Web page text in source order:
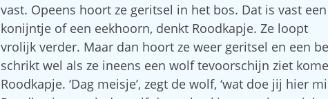
vast. Opeens hoort ze geritsel in het bos. Dat is vast een
konijntje of een eekhoorn, denkt Roodkapje. Ze loopt
vrolijk verder. Maar dan hoort ze weer geritsel en een
schrikt wel als ze ineens een wolf tevoorschijn ziet
Roodkapje. ‘Dag meisje’, zegt de wolf, ‘wat doe jij hier